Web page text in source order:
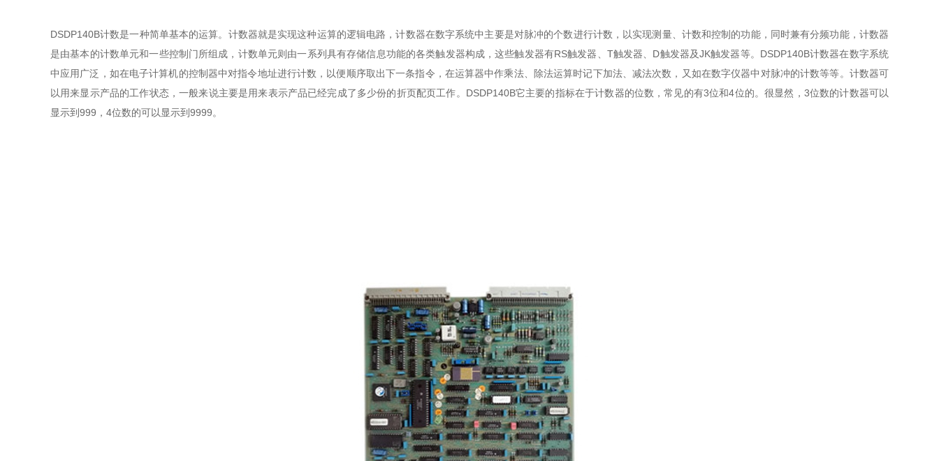
DSDP140B计数是一种简单基本的运算。计数器就是实现这种运算的逻辑电路，计数器在数字系统中主要是对脉冲的个数进行计数，以实现测量、计数和控制的功能，同时兼有分频功能，计数器
是由基本的计数单元和一些控制门所组成，计数单元则由一系列具有存储信息功能的各类触发器构成，这些触发器有RS触发器、T触发器、D触发器及JK触发器等。DSDP140B计数器在数字系统
中应用广泛，如在电子计算机的控制器中对指令地址进行计数，以便顺序取出下一条指令，在运算器中作乘法、除法运算时记下加法、减法次数，又如在数字仪器中对脉冲的计数等等。计数器可
以用来显示产品的工作状态，一般来说主要是用来表示产品已经完成了多少份的折页配页工作。DSDP140B它主要的指标在于计数器的位数，常见的有3位和4位的。很显然，3位数的计数器可以
显示到999，4位数的可以显示到9999。